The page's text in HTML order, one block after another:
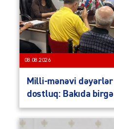
08.08.2026
Milli-mənəvi
dostluq: Bakıda